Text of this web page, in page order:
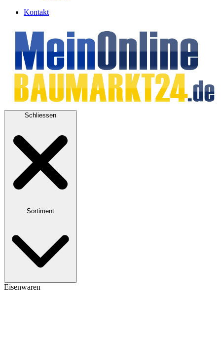
Kontakt
Schliessen
Sortiment
Eisenwaren